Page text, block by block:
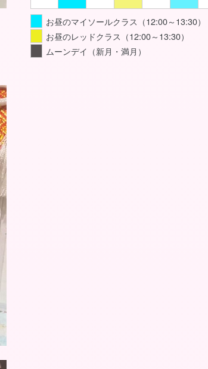
お昼のマイソールクラス（12:00～13:30）
お昼のレッドクラス（12:00～13:30）
ムーンデイ（新月・満月）